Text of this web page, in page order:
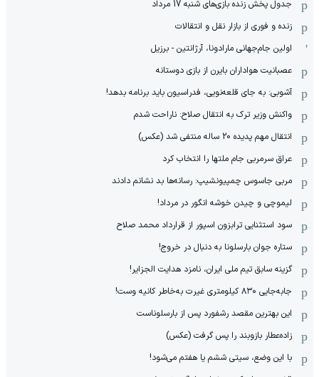
جدول پخش زنده بازی‌های شنبه 17 مرداد
زنده و فوری از بازار نقل و انتقالات
اولین جام‌جهانی مارادونا، آرژانتین - برزیل
عصبانیت هواداران بایرن از بازی دوستانه
آشوبی: به جای قلعه‌نویی، فدراسیون باید برنامه بدهد!
واکنش وزیر ترک به انتقال صلاح: ناراحت شدم
انتقال مهم پدیده 20 ساله منتفی شد (عکس)
عراق سرمربی جام ملتها را انتخاب کرد
مربی جاسوس چمپیونشیپ: رسانه‌ها بد نشانم دادند
لیموچی و چیدن خوشه انگور در مرداد!
سود استثنایی ترابزون اسپور از قرارداد محمد صلاح
ستاره جوان بارسلونا به دنبال در خروج!
گزینه سابق تیم ملی ایران، نامزد هدایت الجزایر!
جابه‌جایی ۸۳۰ کیلومتری غیرت به‌خاطر کانیه وست!
این بهترین مقصد رشفورد پس از بارسلوناست
زاده‌عطار بازوبند را پس گرفت (عکس)
با این وضع، سیتی ششم یا هفتم می‌شود!